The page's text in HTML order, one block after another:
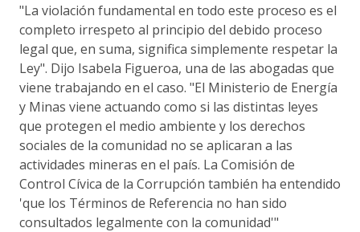
"La violación fundamental en todo este proceso es el
completo irrespeto al principio del debido proceso
legal que, en suma, significa simplemente respetar la
Ley". Dijo Isabela Figueroa, una de las abogadas que
viene trabajando en el caso. "El Ministerio de Energía
y Minas viene actuando como si las distintas leyes
que protegen el medio ambiente y los derechos
sociales de la comunidad no se aplicaran a las
actividades mineras en el país. La Comisión de
Control Cívica de la Corrupción también ha entendido
'que los Términos de Referencia no han sido
consultados legalmente con la comunidad'"